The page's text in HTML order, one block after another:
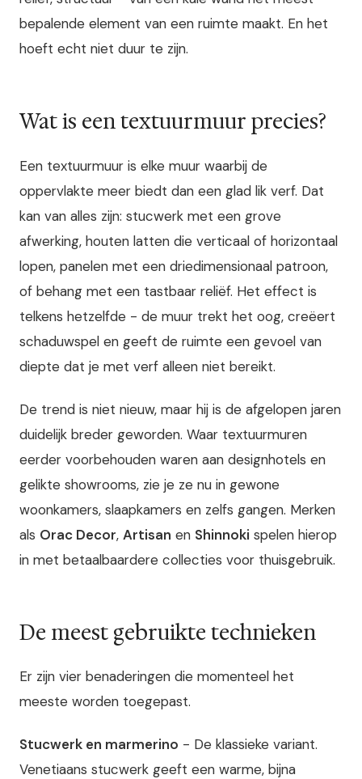
bepalende element van een ruimte maakt. En het
hoeft echt niet duur te zijn.
Wat is een textuurmuur precies?
Een textuurmuur is elke muur waarbij de
oppervlakte meer biedt dan een glad lik verf. Dat
kan van alles zijn: stucwerk met een grove
afwerking, houten latten die verticaal of horizontaal
lopen, panelen met een driedimensionaal patroon,
of behang met een tastbaar reliëf. Het effect is
telkens hetzelfde - de muur trekt het oog, creëert
schaduwspel en geeft de ruimte een gevoel van
diepte dat je met verf alleen niet bereikt.
De trend is niet nieuw, maar hij is de afgelopen jaren
duidelijk breder geworden. Waar textuurmuren
eerder voorbehouden waren aan designhotels en
gelikte showrooms, zie je ze nu in gewone
woonkamers, slaapkamers en zelfs gangen. Merken
als Orac Decor, Artisan en Shinnoki spelen hierop
in met betaalbaardere collecties voor thuisgebruik.
De meest gebruikte technieken
Er zijn vier benaderingen die momenteel het
meeste worden toegepast.
Stucwerk en marmerino - De klassieke variant.
Venetiaans stucwerk geeft een warme, bijna